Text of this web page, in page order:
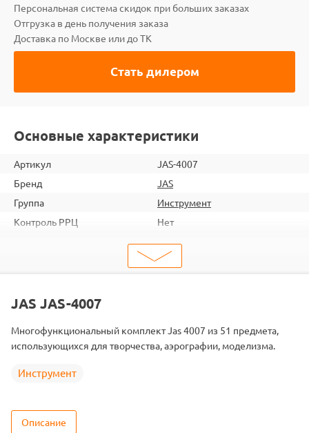
Персональная система скидок при больших заказах
Отгрузка в день получения заказа
Доставка по Москве или до ТК
Стать дилером
Основные характеристики
Артикул
JAS-4007
Бренд
JAS
Группа
Инструмент
Контроль РРЦ
Нет
1
2000000081014
Тип запчасти
JAS JAS-4007
Многофункциональный комплект Jas 4007 из 51 предмета,
использующихся для творчества, аэрографии, моделизма.
Инструмент
Описание